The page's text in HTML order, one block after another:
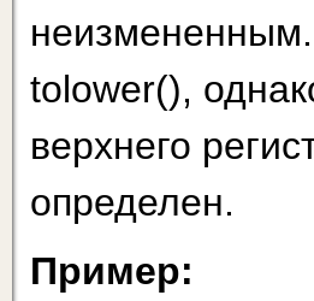
tolower(),
верхнего
определен.
Пример: